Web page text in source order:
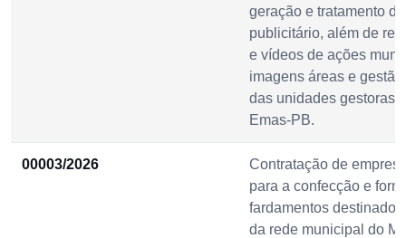
geração e tratamento
publicitário, além de
e vídeos de ações
imagens áreas e
das unidades gestoras
Emas-PB.
00003/2026
Contratação de
para a confecção e
fardamentos
da rede municipal do